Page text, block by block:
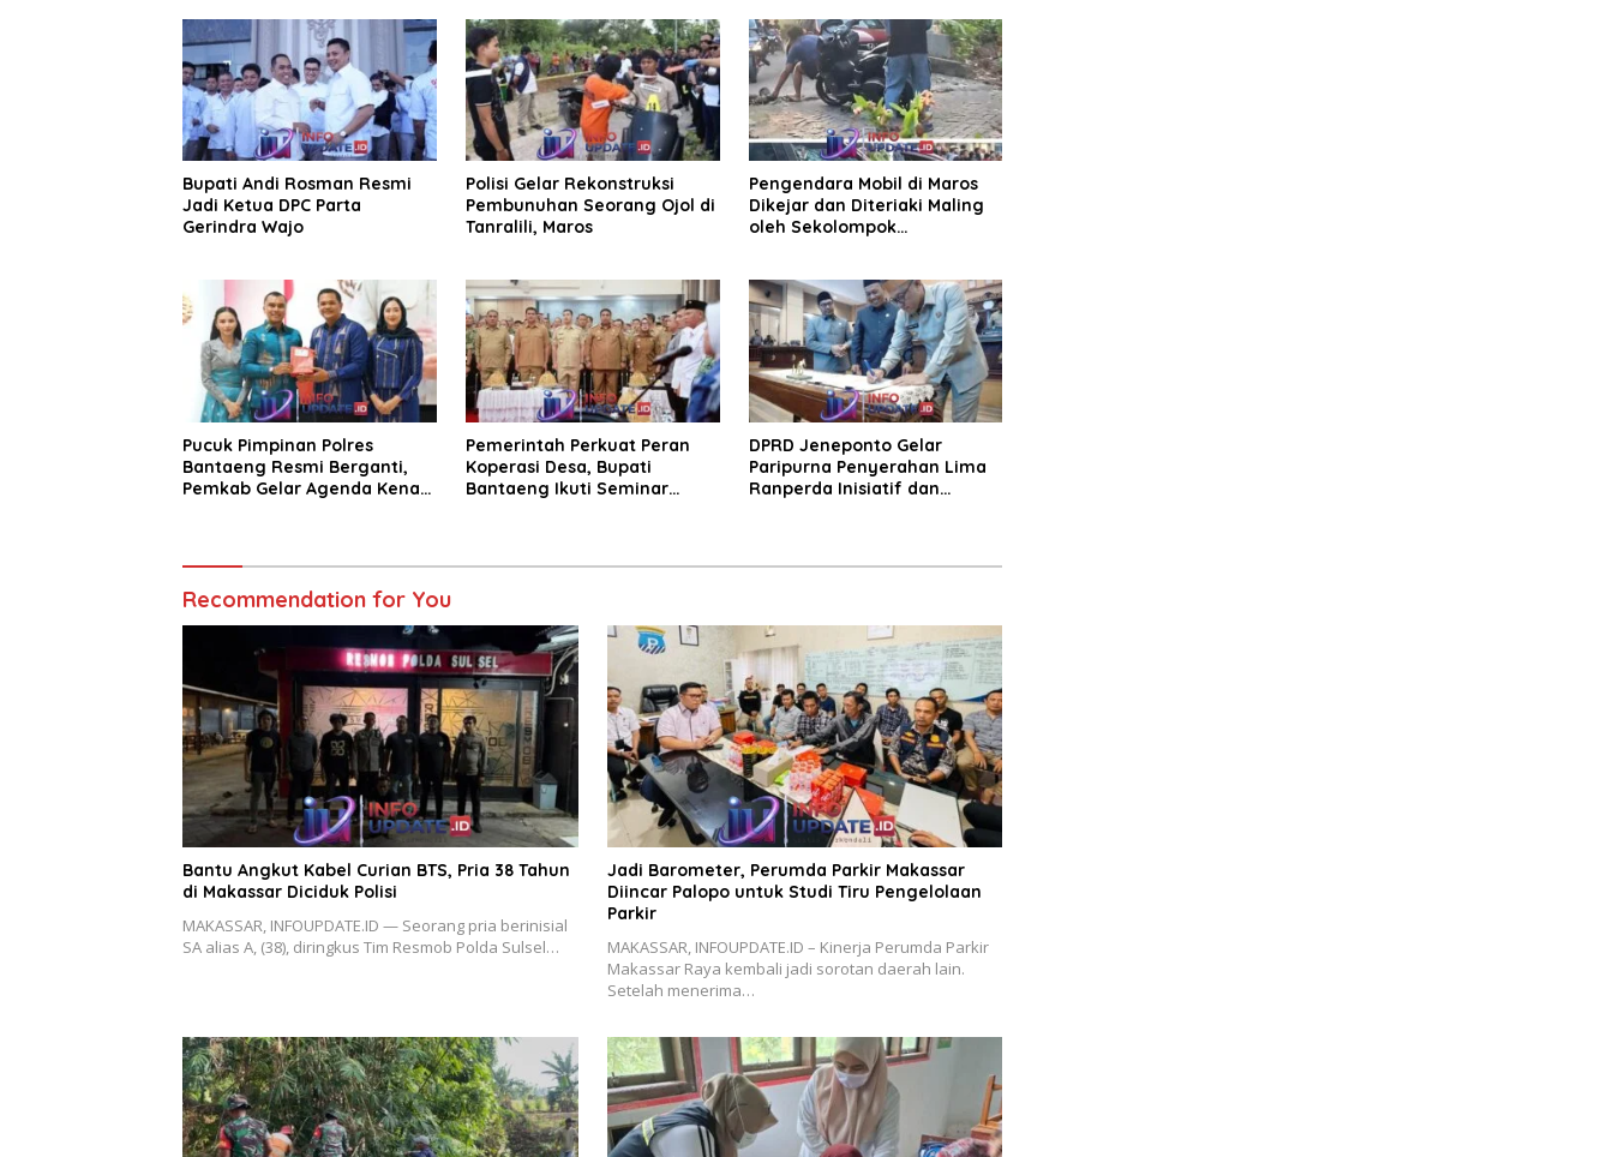
Bupati Andi Rosman Resmi
Jadi Ketua DPC Parta
Gerindra Wajo
Polisi Gelar Rekonstruksi
Pembunuhan Seorang Ojol di
Tanralili, Maros
Pengendara Mobil di Maros
Dikejar dan Diteriaki Maling
oleh Sekolompok
Pucuk Pimpinan Polres
Bantaeng Resmi Berganti,
Pemkab Gelar Agenda Kenal
Pemerintah Perkuat Peran
Koperasi Desa, Bupati
Bantaeng Ikuti Seminar
DPRD Jeneponto Gelar
Paripurna Penyerahan Lima
Ranperda Inisiatif dan
Recommendation for You
Bantu Angkut Kabel Curian BTS, Pria 38 Tahun
di Makassar Diciduk Polisi
MAKASSAR, INFOUPDATE.ID — Seorang pria berinisial
SA alias A, (38), diringkus Tim Resmob Polda Sulsel…
Jadi Barometer, Perumda Parkir Makassar
Diincar Palopo untuk Studi Tiru Pengelolaan
Parkir
MAKASSAR, INFOUPDATE.ID – Kinerja Perumda Parkir
Makassar Raya kembali jadi sorotan daerah lain.
Setelah menerima…